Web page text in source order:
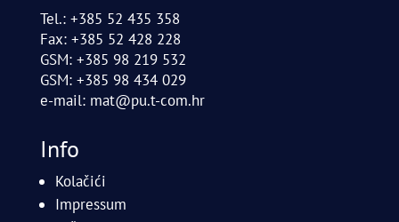
Tel.: +385 52 435 358
Fax: +385 52 428 228
GSM: +385 98 219 532
GSM: +385 98 434 029
e-mail: mat@pu.t-com.hr
Info
Kolačići
Impressum